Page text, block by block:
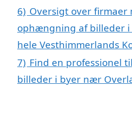
6) Oversigt over firmaer
ophængning af billeder i
hele Vesthimmerlands
7) Find en professionel
billeder i byer nær